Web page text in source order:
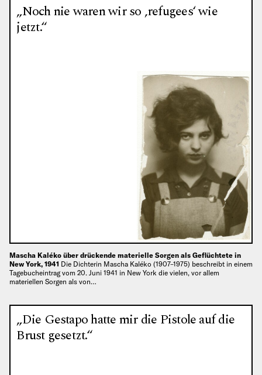
„Noch nie waren wir so ‚refugees‘ wie
jetzt.“
Mascha Kaléko über drückende materielle Sorgen als Geflüchtete in
New York, 1941 Die Dichterin Mascha Kaléko (1907–1975) beschreibt in einem
Tagebucheintrag vom 20. Juni 1941 in New York die vielen, vor allem
materiellen Sorgen als von…
„Die Gestapo hatte mir die Pistole auf die
Brust gesetzt.“